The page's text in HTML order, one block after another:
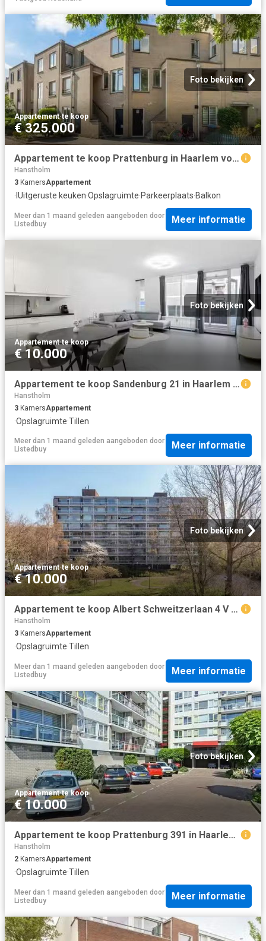
Foto bekijken
Appartement·te koop
€ 325.000
Appartement te koop Prattenburg in Haarlem voor € 325.000
Hanstholm
3 KamersAppartement
· IUitgeruste keuken·Opslagruimte·Parkeerplaats·Balkon
Meer dan 1 maand geleden aangeboden door
Listedbuy
Meer informatie
Foto bekijken
Appartement·te koop
€ 10.000
Appartement te koop Sandenburg 21 in Haarlem voor € 315.000
Hanstholm
3 KamersAppartement
·Opslagruimte·Tillen
Meer dan 1 maand geleden aangeboden door
Listedbuy
Meer informatie
Foto bekijken
Appartement·te koop
€ 10.000
Appartement te koop Albert Schweitzerlaan 4 V in Haarlem voor.
Hanstholm
3 KamersAppartement
·Opslagruimte·Tillen
Meer dan 1 maand geleden aangeboden door
Listedbuy
Meer informatie
Foto bekijken
Appartement·te koop
€ 10.000
Appartement te koop Prattenburg 391 in Haarlem voor € 325.000
Hanstholm
2 KamersAppartement
·Opslagruimte·Tillen
Meer dan 1 maand geleden aangeboden door
Listedbuy
Meer informatie